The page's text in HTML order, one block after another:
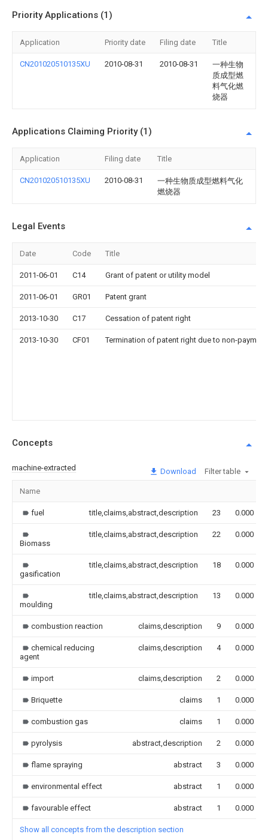
Priority Applications (1)
Application Priority date Filing date Title
CN201020510135XU 2010-08-31 2010-08-31
一种生物
质成型燃
料气化燃
烧器
Applications Claiming Priority (1)
Application Filing date Title
CN201020510135XU 2010-08-31
一种生物质成型燃料气化
燃烧器
Legal Events
Date Code Title
2011-06-01 C14 Grant of patent or utility model
2011-06-01 GR01 Patent grant
2013-10-30 C17 Cessation of patent right
2013-10-30 CF01 Termination of patent right due to non-
Concepts
machine-extracted Download Filter table
Name
fuel title,claims,abstract,description 23 0.000
Biomass
title,claims,abstract,description 22 0.000
gasification
title,claims,abstract,description 18 0.000
moulding
title,claims,abstract,description 13 0.000
combustion reaction claims,description 9 0.000
chemical reducing
agent
claims,description 4 0.000
import claims,description 2 0.000
Briquette claims 1 0.000
combustion gas claims 1 0.000
pyrolysis abstract,description 2 0.000
flame spraying abstract 3 0.000
environmental effect abstract 1 0.000
favourable effect abstract 1 0.000
Show all concepts from the description section